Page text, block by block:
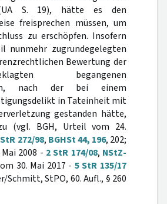
S. 19), hätte es den
freisprechen müssen, um
zu erschöpfen. Insofern
nunmehr zugrundegelegten
Bewertung der
begangenen
nach der bei einem
in Tateinheit mit
gestanden hätte,
(vgl. BGH, Urteil vom 24.
272/98, BGHSt 44, 196, 202;
2008 - 2 StR 174/08, NStZ-
30. Mai 2017 - 5 StR 135/17
Schmitt, StPO, 60. Aufl., § 260